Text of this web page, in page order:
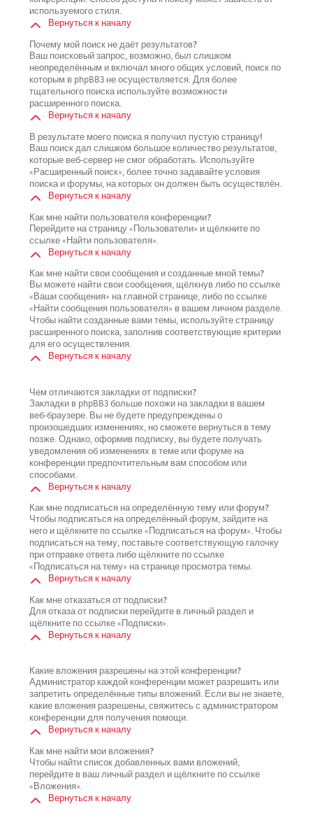
используемого стиля.
Вернуться к началу
Почему мой поиск не даёт результатов?
Ваш поисковый запрос, возможно, был слишком
неопределённым и включал много общих условий, поиск по
которым в phpBB3 не осуществляется. Для более
тщательного поиска используйте возможности
расширенного поиска.
Вернуться к началу
В результате моего поиска я получил пустую страницу!
Ваш поиск дал слишком большое количество результатов,
которые веб-сервер не смог обработать. Используйте
«Расширенный поиск», более точно задавайте условия
поиска и форумы, на которых он должен быть осуществлён.
Вернуться к началу
Как мне найти пользователя конференции?
Перейдите на страницу «Пользователи» и щёлкните по
ссылке «Найти пользователя».
Вернуться к началу
Как мне найти свои сообщения и созданные мной темы?
Вы можете найти свои сообщения, щёлкнув либо по ссылке
«Ваши сообщения» на главной странице, либо по ссылке
«Найти сообщения пользователя» в вашем личном разделе.
Чтобы найти созданные вами темы, используйте страницу
расширенного поиска, заполнив соответствующие критерии
для его осуществления.
Вернуться к началу
Чем отличаются закладки от подписки?
Закладки в phpBB3 больше похожи на закладки в вашем
веб-браузере. Вы не будете предупреждены о
произошедших изменениях, но сможете вернуться в тему
позже. Однако, оформив подписку, вы будете получать
уведомления об изменениях в теме или форуме на
конференции предпочтительным вам способом или
способами.
Вернуться к началу
Как мне подписаться на определённую тему или форум?
Чтобы подписаться на определённый форум, зайдите на
него и щёлкните по ссылке «Подписаться на форум». Чтобы
подписаться на тему, поставьте соответствующую галочку
при отправке ответа либо щёлкните по ссылке
«Подписаться на тему» на странице просмотра темы.
Вернуться к началу
Как мне отказаться от подписки?
Для отказа от подписки перейдите в личный раздел и
щёлкните по ссылке «Подписки».
Вернуться к началу
Какие вложения разрешены на этой конференции?
Администратор каждой конференции может разрешить или
запретить определённые типы вложений. Если вы не знаете,
какие вложения разрешены, свяжитесь с администратором
конференции для получения помощи.
Вернуться к началу
Как мне найти мои вложения?
Чтобы найти список добавленных вами вложений,
перейдите в ваш личный раздел и щёлкните по ссылке
«Вложения».
Вернуться к началу